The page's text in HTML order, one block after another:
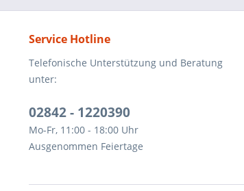
Service Hotline
Telefonische Unterstützung und Beratung
unter:
02842 - 1220390
Mo-Fr, 11:00 - 18:00 Uhr
Ausgenommen Feiertage